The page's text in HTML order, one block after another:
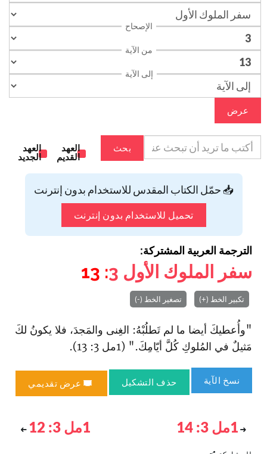
الإصحاح
من الآية
إلى الآية
عرض
بحث
العهد
القديم
العهد
الجديد
📥 حمّل الكتاب المقدس للاستخدام بدون إنترنت
تحميل للاستخدام بدون إنترنت
الترجمة العربية المشتركة:
سفر الملوك الأول 3
: 13
تكبير الخط (+) تصغير الخط (-)
"وأُعطيكَ أيضا ما لم تَطلُبْهُ: الغِنى والمَجدَ، فلا يكونُ لكَ
مَثيلٌ في المُلوكِ كُلَّ أيّامِكَ." (1مل 3: 13).
نسخ الآية حذف التشكيل عرض تقديمي
1مل 3: 14 1مل 3: 12